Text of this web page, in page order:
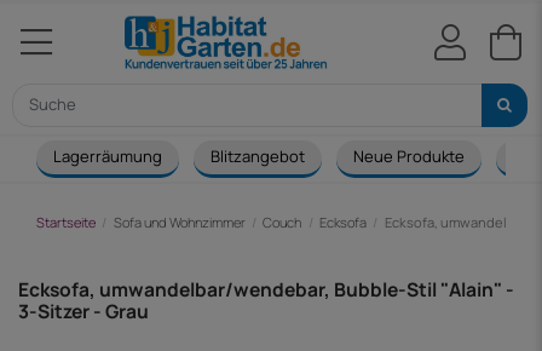
Lagerräumung Blitzangebot Neue Produkte
Startseite Sofa und Wohnzimmer Couch Ecksofa Ecksofa, umwandelbar/
Ecksofa, umwandelbar/wendebar, Bubble-Stil "Alain" -
3-Sitzer - Grau